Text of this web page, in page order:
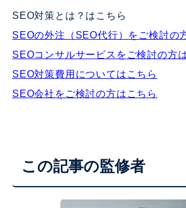
SEO対策とは？はこちら
SEOの外注（SEO代行）をご検討の
SEOコンサルサービスをご検討の方
SEO対策費用についてはこちら
SEO会社をご検討の方はこちら
この記事の監修者